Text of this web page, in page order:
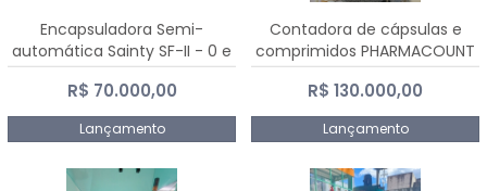
Encapsuladora Semi-
automática Sainty SF-II - 0 e
00
R$ 70.000,00
Lançamento
Contadora de cápsulas e
comprimidos PHARMACOUNT
- 2-2R3
R$ 130.000,00
Lançamento